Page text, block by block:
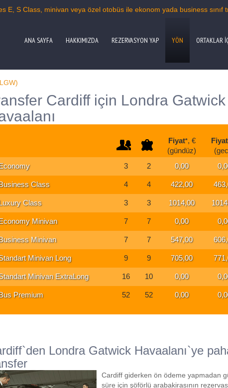
E, S Class, minivan veya özel otobüs ile ekonom yada business sınıf
ANA SAYFA HAKKIMIZDA REZERVASYON YAP YÖN ORTAKLAR
Cardiff için Londra Gatwick
Fiyat*, €
(gündüz)
Fiyat
3 2 0,00
Class 4 4 422,00
Class 3 3 1014,00
Minivan 7 7 0,00
Minivan 7 7 547,00
Minivan Long 9 9 705,00
Minivan ExtraLong 16 10 0,00
Premium 52 52 0,00
Londra Gatwick Havaalanı`ye
Cardiff giderken ön ödeme yapmadan
süre için şöförlü arabakirasının